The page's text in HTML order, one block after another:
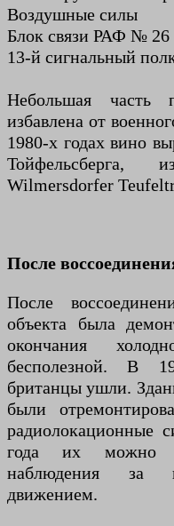
Воздушные силы
Блок связи РАФ № 26
13-й сигнальный
Небольшая часть
избавлена ​​от
1980-х годах вино
Тойфельсберга,
Wilmersdorfer
После
После
объекта была
окончания
бесполезной. В
британцы ушли.
были
радиолокационные
года их можно
наблюдения за
движением.